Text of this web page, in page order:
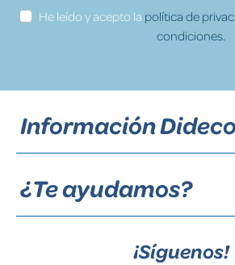
He leído y acepto la política de
condiciones.
Información Dideco
¿Te ayudamos?
¡Síguenos!